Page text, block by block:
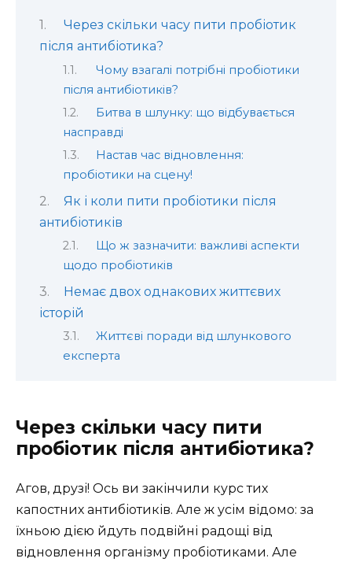
Через скільки часу пити пробіотик
після антибіотика?
Чому взагалі потрібні пробіотики
після антибіотиків?
Битва в шлунку: що відбувається
насправді
Настав час відновлення:
пробіотики на сцену!
Як і коли пити пробіотики після
антибіотиків
Що ж зазначити: важливі аспекти
щодо пробіотиків
Немає двох однакових життєвих
історій
Життєві поради від шлункового
експерта
Через скільки часу пити
пробіотик після антибіотика?
Агов, друзі! Ось ви закінчили курс тих
капостних антибіотиків. Але ж усім відомо: за
їхньою дією йдуть подвійні радощі від
відновлення організму пробіотиками. Але